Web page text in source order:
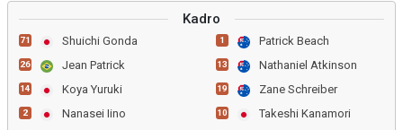
Kadro
71 Shuichi Gonda
26 Jean Patrick
14 Koya Yuruki
2 Nanasei Iino
1 Patrick Beach
13 Nathaniel Atkinson
19 Zane Schreiber
10 Takeshi Kanamori